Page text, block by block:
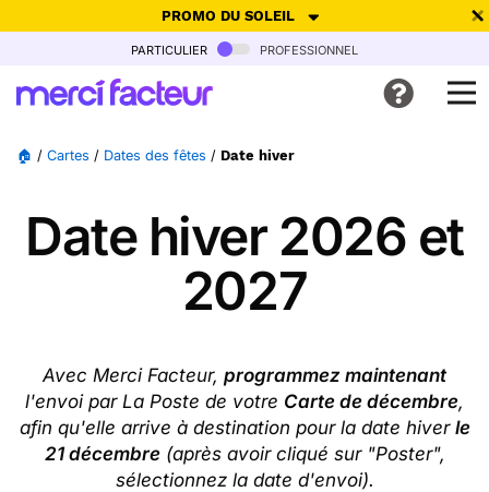
PROMO DU SOLEIL
-30% de réduction avec le code SUMMER26pour envoyer des
particulier professionnel
🏠 / Cartes / Dates des fêtes / Date hiver
Date hiver 2026 et
2027
Avec Merci Facteur, programmez maintenant
l'envoi par La Poste de votre Carte de décembre,
afin qu'elle arrive à destination pour la date hiver le
21 décembre(après avoir cliqué sur "Poster",
sélectionnez la date d'envoi).